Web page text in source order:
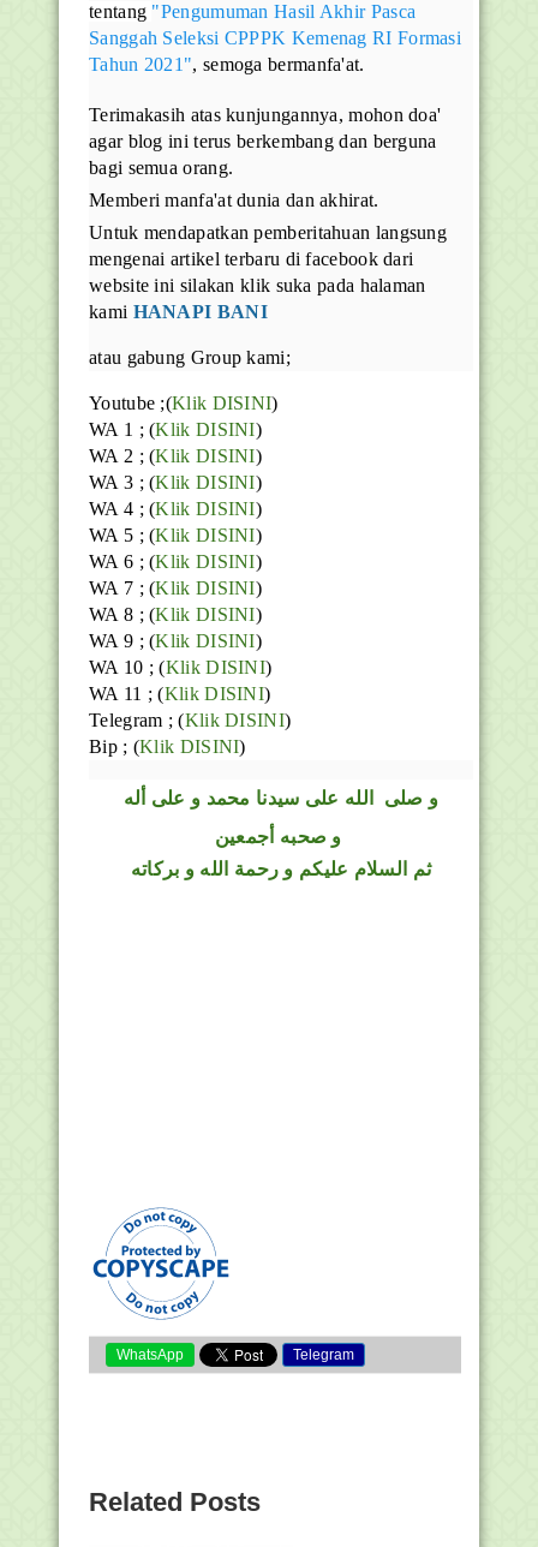
tentang "Pengumuman Hasil Akhir Pasca
Sanggah Seleksi CPPPK Kemenag RI Formasi
Tahun 2021", semoga bermanfa'at.
Terimakasih atas kunjungannya, mohon doa'
agar blog ini terus berkembang dan berguna
bagi semua orang.
Memberi manfa'at dunia dan akhirat.
Untuk mendapatkan pemberitahuan langsung
mengenai artikel terbaru di facebook dari
website ini silakan klik suka pada halaman
kami HANAPI BANI
atau gabung Group kami;
Youtube ;(Klik DISINI)
WA 1 ; (Klik DISINI)
WA 2 ; (Klik DISINI)
WA 3 ; (Klik DISINI)
WA 4 ; (Klik DISINI)
WA 5 ; (Klik DISINI)
WA 6 ; (Klik DISINI)
WA 7 ; (Klik DISINI)
WA 8 ; (Klik DISINI)
WA 9 ; (Klik DISINI)
WA 10 ; (Klik DISINI)
WA 11 ; (Klik DISINI)
Telegram ;(Klik DISINI)
Bip ; (Klik DISINI)
و صلى الله على سيدنا محمد و على أله
و صحبه أجمعين
ثم السلام عليكم و رحمة الله و بركاته
WhatsApp Telegram
Related Posts